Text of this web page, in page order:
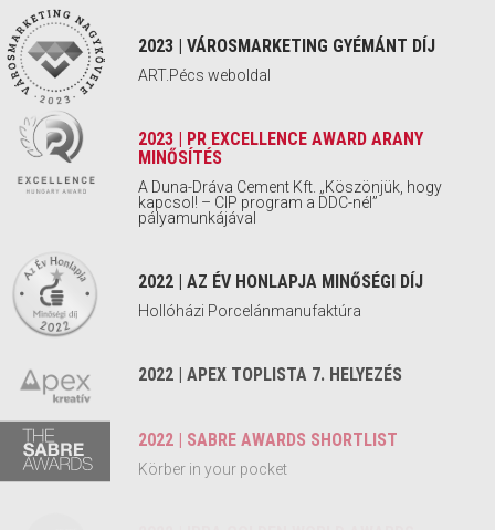
2023 | VÁROSMARKETING GYÉMÁNT DÍJ
ART.Pécs weboldal
2023 | PR EXCELLENCE AWARD ARANY
MINŐSÍTÉS
A Duna-Dráva Cement Kft. „Köszönjük, hogy
kapcsol! – CIP program a DDC-nél”
pályamunkájával
2022 | AZ ÉV HONLAPJA MINŐSÉGI DÍJ
Hollóházi Porcelánmanufaktúra
2022 | APEX TOPLISTA 7. HELYEZÉS
2022 | SABRE AWARDS SHORTLIST
Körber in your pocket